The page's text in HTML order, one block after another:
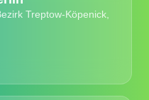
Treptow-Köpenick,